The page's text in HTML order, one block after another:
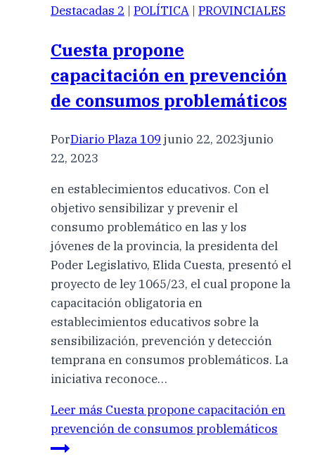
Destacadas 2 | POLÍTICA | PROVINCIALES
Cuesta propone
capacitación en prevención
de consumos problemáticos
PorDiario Plaza 109 junio 22, 2023junio
22, 2023
en establecimientos educativos. Con el
objetivo sensibilizar y prevenir el
consumo problemático en las y los
jóvenes de la provincia, la presidenta del
Poder Legislativo, Elida Cuesta, presentó el
proyecto de ley 1065/23, el cual propone la
capacitación obligatoria en
establecimientos educativos sobre la
sensibilización, prevención y detección
temprana en consumos problemáticos. La
iniciativa reconoce…
Leer más Cuesta propone capacitación en
prevención de consumos problemáticos